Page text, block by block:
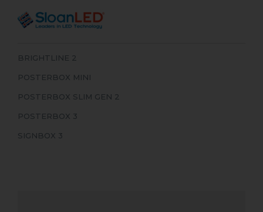
BRIGHTLINE 2
POSTERBOX MINI
POSTERBOX SLIM GEN 2
POSTERBOX 3
SIGNBOX 3